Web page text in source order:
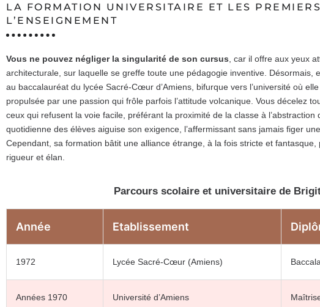
LA FORMATION UNIVERSITAIRE ET LES
L’ENSEIGNEMENT
Vous ne pouvez négliger la singularité de son cursus , car il offre aux yeux
architecturale, sur laquelle se greffe toute une pédagogie inventive. Désormais,
au baccalauréat du lycée Sacré-Cœur d’Amiens, bifurque vers l’université où
propulsée par une passion qui frôle parfois l’attitude volcanique. Vous décelez
ceux qui refusent la voie facile, préférant la proximité de la classe à
quotidienne des élèves aiguise son exigence, l’affermissant sans jamais figer
Cependant, sa formation bâtit une alliance étrange, à la fois stricte et
rigueur et élan.
Parcours scolaire et universitaire de
Année Etablissement
1972 Lycée Sacré-Cœur (Amiens)
Années 1970 Université d’Amiens